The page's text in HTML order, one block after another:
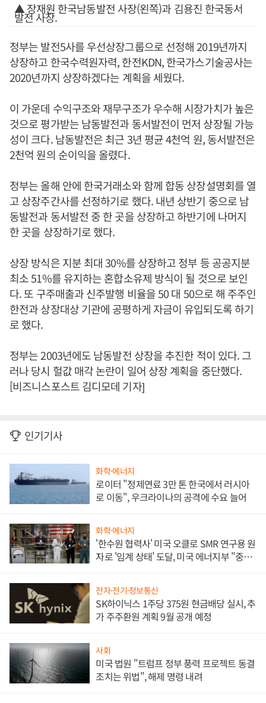
▲ 장재원 한국남동발전 사장(왼쪽)과 김용진 한국동서
발전 사장.
정부는 발전5사를 우선상장그룹으로 선정해 2019년까지
상장하고 한국수력원자력, 한전KDN, 한국가스기술공사는
2020년까지 상장하겠다는 계획을 세웠다.
이 가운데 수익구조와 재무구조가 우수해 시장가치가 높은
것으로 평가받는 남동발전과 동서발전이 먼저 상장될 가능
성이 크다. 남동발전은 최근 3년 평균 4천억 원, 동서발전은
2천억 원의 순이익을 올렸다.
정부는 올해 안에 한국거래소와 함께 합동 상장설명회를 열
고 상장주간사를 선정하기로 했다. 내년 상반기 중으로 남
동발전과 동서발전 중 한 곳을 상장하고 하반기에 나머지
한 곳을 상장하기로 했다.
상장 방식은 지분 최대 30%를 상장하고 정부 등 공공지분
최소 51%를 유지하는 혼합소유제 방식이 될 것으로 보인
다. 또 구주매출과 신주발행 비율을 50 대 50으로 해 주주인
한전과 상장대상 기관에 공평하게 자금이 유입되도록 하기
로 했다.
정부는 2003년에도 남동발전 상장을 추진한 적이 있다. 그
러나 당시 헐값 매각 논란이 일어 상장 계획을 중단했다.
[비즈니스포스트 김디모데 기자]
인기기사
화학·에너지
로이터 "정제연료 3만 톤 한국에서 러시아
로 이동", 우크라이나의 공격에 수요 늘어
화학·에너지
'한수원 협력사' 미국 오클로 SMR 연구용 원
자로 '임계 상태' 도달, 미국 에너지부 "중요
전자·전기·정보통신
SK하이닉스 1주당 375원 현금배당 실시, 추
가 주주환원 계획 9월 공개 예정
사회
미국 법원 "트럼프 정부 풍력 프로젝트 동결
조치는 위법", 해제 명령 내려